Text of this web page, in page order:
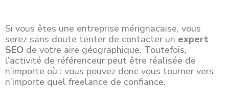
Si vous êtes une entreprise mérignacaise, vous
serez sans doute tenter de contacter un expert
SEO de votre aire géographique. Toutefois,
l’activité de référenceur peut être réalisée de
n’importe où : vous pouvez donc vous tourner vers
n’importe quel freelance de confiance.